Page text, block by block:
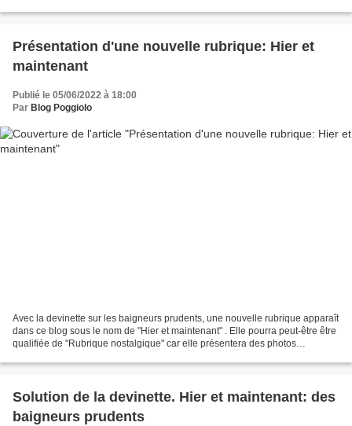
Présentation d'une nouvelle rubrique: Hier et
maintenant
Publié le 05/06/2022 à 18:00
Par Blog Poggiolo
Avec la devinette sur les baigneurs prudents, une nouvelle rubrique apparaît
dans ce blog sous le nom de "Hier et maintenant" . Elle pourra peut-être être
qualifiée de "Rubrique nostalgique" car elle présentera des photos
Solution de la devinette. Hier et maintenant: des
baigneurs prudents